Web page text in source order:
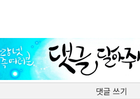
댓글 쓰기